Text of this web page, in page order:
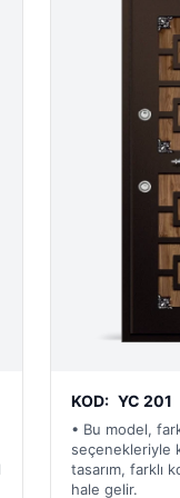
KOD: YC 201
• Bu model,
seçenekleriyle
tasarım, farklı
hale gelir.